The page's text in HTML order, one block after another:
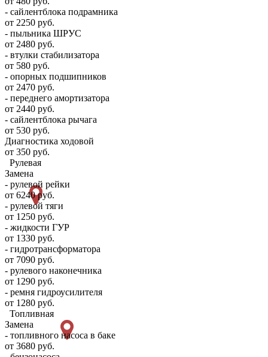
- сайлентблока подрамника
от 2250 руб.
- пыльника ШРУС
от 2480 руб.
- втулки стабилизатора
от 580 руб.
- опорных подшипников
от 2470 руб.
- переднего амортизатора
от 2440 руб.
- сайлентблока рычага
от 530 руб.
Диагностика ходовой
от 350 руб.
Рулевая
Замена
- рулевой рейки
от 6240 руб.
- рулевой тяги
от 1250 руб.
- жидкости ГУР
от 1330 руб.
- гидротрансформатора
от 7090 руб.
- рулевого наконечника
от 1290 руб.
- ремня гидроусилителя
от 1280 руб.
Топливная
Замена
- топливного насоса в баке
от 3680 руб.